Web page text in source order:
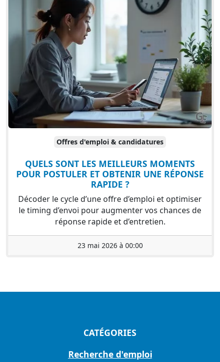
Offres d'emploi & candidatures
QUELS SONT LES MEILLEURS MOMENTS
POUR POSTULER ET OBTENIR UNE RÉPONSE
RAPIDE ?
Décoder le cycle d’une offre d’emploi et optimiser
le timing d’envoi pour augmenter vos chances de
réponse rapide et d’entretien.
23 mai 2026 à 00:00
CATÉGORIES
Recherche d'emploi